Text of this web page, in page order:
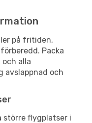
på fritiden,
Packa
och alla
avslappnad och
större flygplatser i